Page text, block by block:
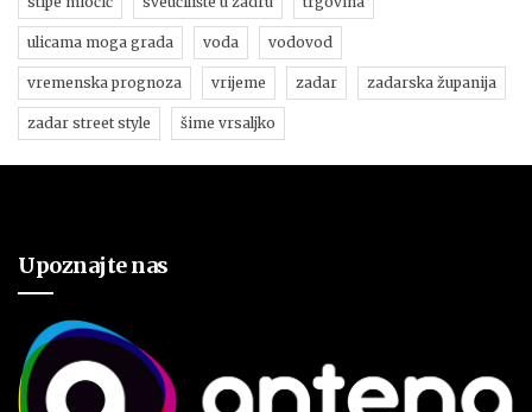
ulicama moga grada voda vodovod
vremenska prognoza vrijeme zadar zadarska županija
zadar street style šime vrsaljko
Upoznajte nas